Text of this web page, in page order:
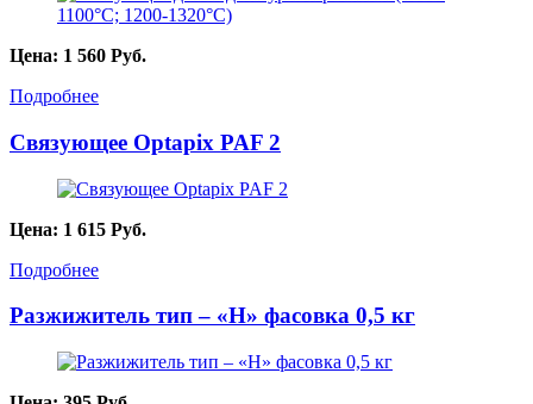
Цена: 1 560 Руб.
Подробнее
Связующее Optapix PAF 2
Цена: 1 615 Руб.
Подробнее
Разжижитель тип – «Н» фасовка 0,5 кг